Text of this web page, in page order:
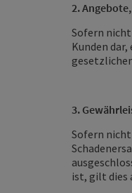
2.
Sofern
Kunden
3.
Sofern
ist, gilt dies